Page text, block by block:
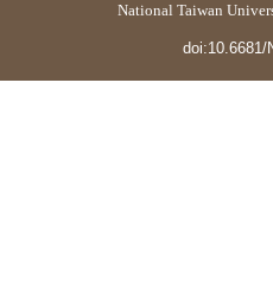
National Taiwan
doi:10.6681/